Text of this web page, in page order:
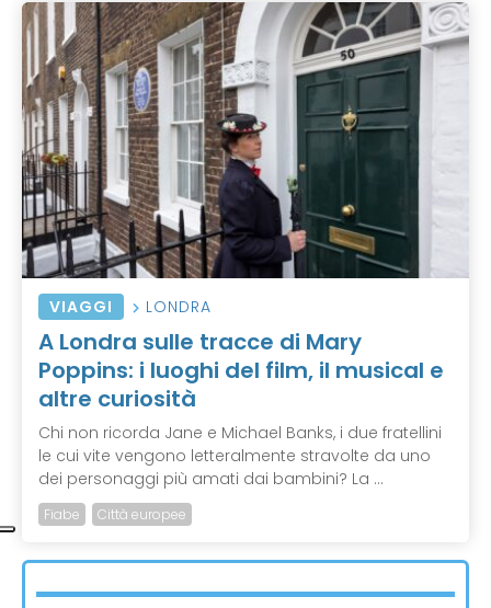
VIAGGI LONDRA
A Londra sulle tracce di Mary
Poppins: i luoghi del film, il musical e
altre curiosità
Chi non ricorda Jane e Michael Banks, i due fratellini
le cui vite vengono letteralmente stravolte da uno
dei personaggi più amati dai bambini? La ...
Fiabe Città europee